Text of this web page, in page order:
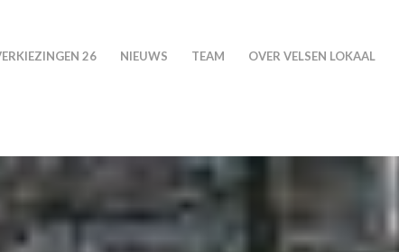
26 NIEUWS TEAM OVER VELSEN LOKAAL